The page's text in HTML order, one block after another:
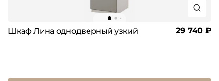
Шкаф Лина однодверный узкий 29 740 ₽